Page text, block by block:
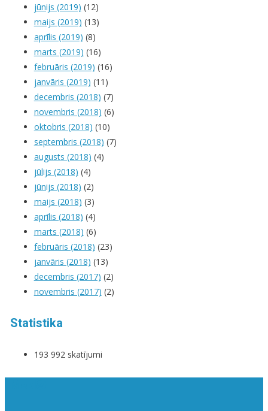
jūnijs (2019) (12)
maijs (2019) (13)
aprīlis (2019) (8)
marts (2019) (16)
februāris (2019) (16)
janvāris (2019) (11)
decembris (2018) (7)
novembris (2018) (6)
oktobris (2018) (10)
septembris (2018) (7)
augusts (2018) (4)
jūlijs (2018) (4)
jūnijs (2018) (2)
maijs (2018) (3)
aprīlis (2018) (4)
marts (2018) (6)
februāris (2018) (23)
janvāris (2018) (13)
decembris (2017) (2)
novembris (2017) (2)
Statistika
193 992 skatījumi